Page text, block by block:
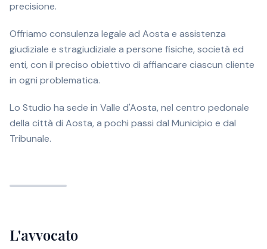
precisione.
Offriamo consulenza legale ad Aosta e assistenza
giudiziale e stragiudiziale a persone fisiche, società ed
enti, con il preciso obiettivo di affiancare ciascun cliente
in ogni problematica.
Lo Studio ha sede in Valle d'Aosta, nel centro pedonale
della città di Aosta, a pochi passi dal Municipio e dal
Tribunale.
L'avvocato